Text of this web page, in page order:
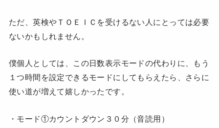
ただ、英検やＴＯＥＩＣを受けるない人にとっては必要
ないかもしれません。
僕個人としては、この日数表示モードの代わりに、もう
１つ時間を設定できるモードにしてもらえたら、さらに
使い道が増えて嬉しかったです。
・モード①カウントダウン３０分（音読用）